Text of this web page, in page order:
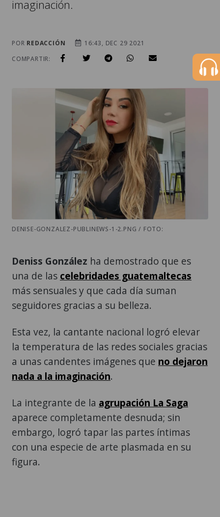
imaginación.
POR REDACCIÓN
16:43, DEC 29 2021
COMPARTIR:
DENISE-GONZALEZ-PUBLINEWS-1-2.PNG / FOTO:
Deniss González ha demostrado que es
una de las celebridades guatemaltecas
más sensuales y que cada día suman
seguidores gracias a su belleza.
Esta vez, la cantante nacional logró elevar
la temperatura de las redes sociales gracias
a unas candentes imágenes que no dejaron
nada a la imaginación.
La integrante de la agrupación La Saga
aparece completamente desnuda; sin
embargo, logró tapar las partes íntimas
con una especie de arte plasmada en su
figura.